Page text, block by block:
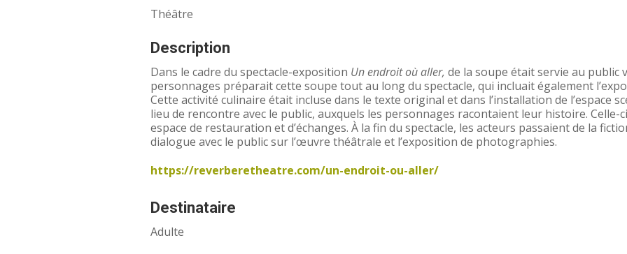
Théâtre
Description
Dans le cadre du spectacle-exposition Un endroit où aller,de la soupe était servie au public
personnages préparait cette soupe tout au long du spectacle, qui incluait également
Cette activité culinaire était incluse dans le texte original et dans l’installation de l’espace
lieu de rencontre avec le public, auxquels les personnages racontaient leur histoire. Celle-
espace de restauration et d’échanges. À la fin du spectacle, les acteurs passaient de la
dialogue avec le public sur l’œuvre théâtrale et l’exposition de photographies.
https://reverberetheatre.com/un-endroit-ou-aller/
Destinataire
Adulte